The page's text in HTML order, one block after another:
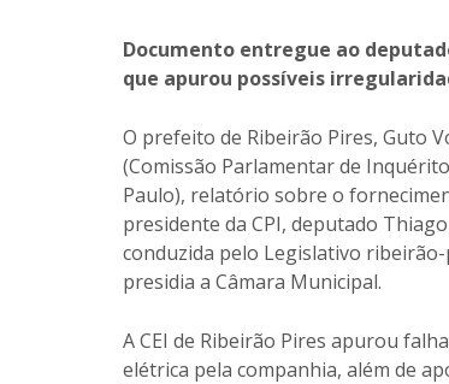
Documento entregue ao
que apurou possíveis
O prefeito de Ribeirão Pires, Guto
(Comissão Parlamentar de
Paulo), relatório sobre o
presidente da CPI, deputado
conduzida pelo Legislativo
presidia a Câmara Municipal.
A CEI de Ribeirão Pires apurou
elétrica pela companhia, além de